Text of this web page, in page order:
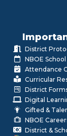
District
NBOE
Attendance
Curricular
District
Digital
Gifted &
NBOE
District &